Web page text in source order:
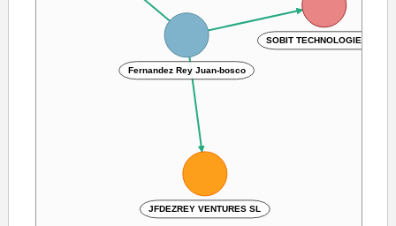
SOBIT TECHNOLOGIES SL
Fernandez Rey Juan-bosco
JFDEZREY VENTURES SL